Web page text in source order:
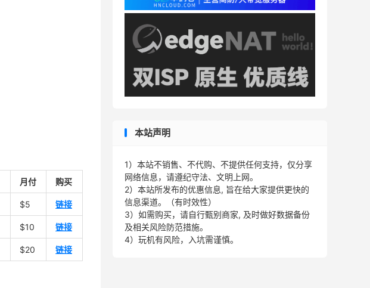
月付 购买
$5 链接
$10 链接
$20 链接
本站声明
1）本站不销售、不代购、不提供任何支持，仅分享
网络信息，请遵纪守法、文明上网。
2）本站所发布的优惠信息, 旨在给大家提供更快的
信息渠道。（有时效性）
3）如需购买，请自行甄别商家, 及时做好数据备份
及相关风险防范措施。
4）玩机有风险，入坑需谨慎。